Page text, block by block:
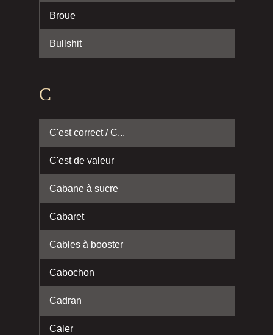
Broue
Bullshit
C
C'est correct / C...
C'est de valeur
Cabane à sucre
Cabaret
Cables à booster
Cabochon
Cadran
Caler